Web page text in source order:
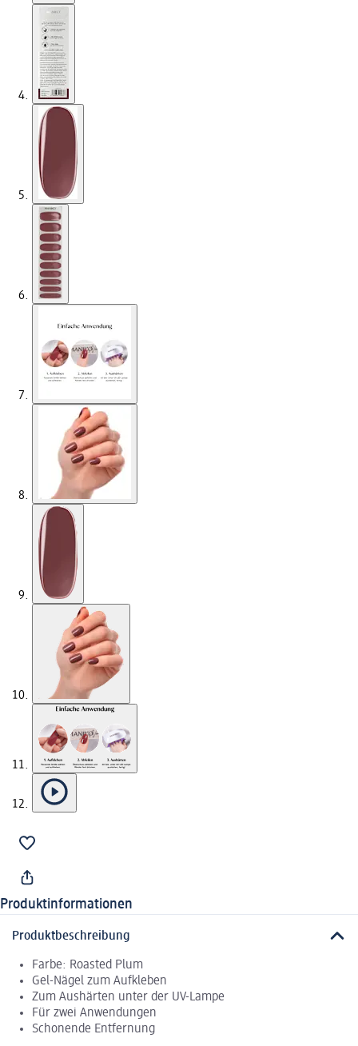
Produktinformationen
Produktbeschreibung
Farbe: Roasted Plum
Gel-Nägel zum Aufkleben
Zum Aushärten unter der UV-Lampe
Für zwei Anwendungen
Schonende Entfernung